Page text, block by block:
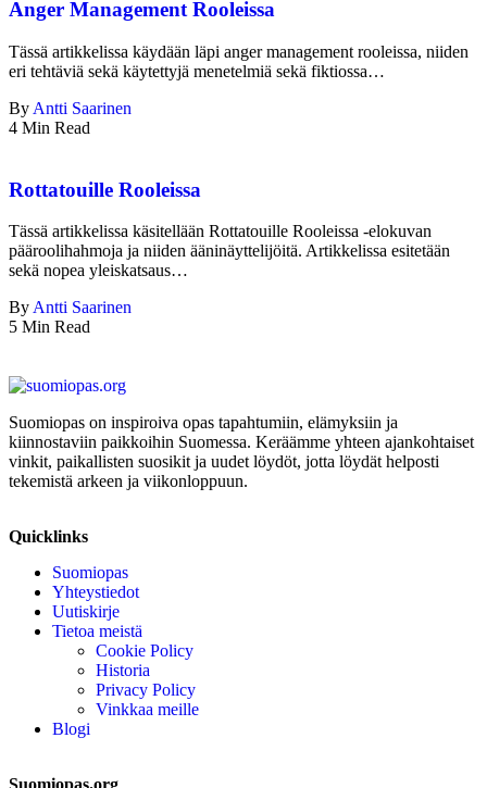
Anger Management Rooleissa
Tässä artikkelissa käydään läpi anger management rooleissa, niiden
eri tehtäviä sekä käytettyjä menetelmiä sekä fiktiossa…
By Antti Saarinen
4 Min Read
Rottatouille Rooleissa
Tässä artikkelissa käsitellään Rottatouille Rooleissa -elokuvan
pääroolihahmoja ja niiden ääninäyttelijöitä. Artikkelissa esitetään
sekä nopea yleiskatsaus…
By Antti Saarinen
5 Min Read
Suomiopas on inspiroiva opas tapahtumiin, elämyksiin ja
kiinnostaviin paikkoihin Suomessa. Keräämme yhteen ajankohtaiset
vinkit, paikallisten suosikit ja uudet löydöt, jotta löydät helposti
tekemistä arkeen ja viikonloppuun.
Quicklinks
Suomiopas
Yhteystiedot
Uutiskirje
Tietoa meistä
Cookie Policy
Historia
Privacy Policy
Vinkkaa meille
Blogi